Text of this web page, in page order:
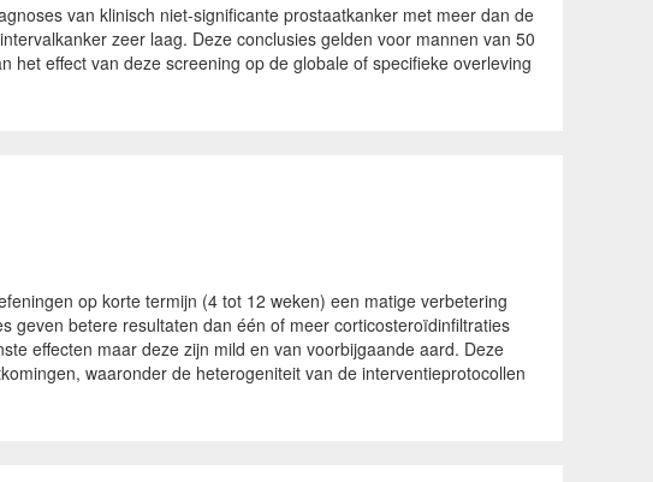
van klinisch niet-significante prostaatkanker met meer dan de
zeer laag. Deze conclusies gelden voor mannen van 50
effect van deze screening op de globale of specifieke overleving
op korte termijn (4 tot 12 weken) een matige verbetering
geven betere resultaten dan één of meer corticosteroïdinfiltraties
effecten maar deze zijn mild en van voorbijgaande aard. Deze
waaronder de heterogeniteit van de interventieprotocollen